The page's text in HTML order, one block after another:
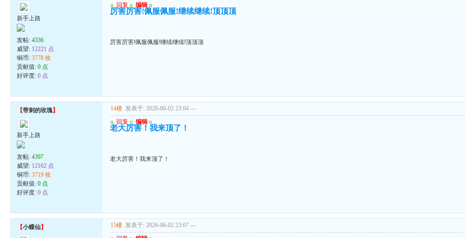
新手上路
发帖:4336
威望: 12221 点
铜币:3778 枚
贡献值:0 点
好评度:0 点
u 回复 u 编辑 u
厉害厉害!佩服佩服!继续继续!顶顶顶
厉害厉害!佩服佩服!继续继续!顶顶顶
【带刺的玫瑰】
新手上路
发帖:4397
威望: 12162 点
铜币:3719 枚
贡献值:0 点
好评度:0 点
14楼 发表于: 2026-06-02 23:04 ---
u 回复 u 编辑 u
老大厉害！我来顶了！
老大厉害！我来顶了！
【小蝶仙】 15楼 发表于: 2026-06-02 23:07 ---